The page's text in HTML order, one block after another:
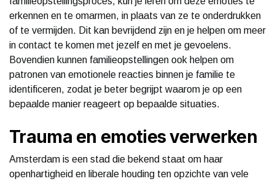
erkennen en te omarmen, in plaats van ze te onderdrukken
of te vermijden. Dit kan bevrijdend zijn en je helpen om meer
in contact te komen met jezelf en met je gevoelens.
Bovendien kunnen familieopstellingen ook helpen om
patronen van emotionele reacties binnen je familie te
identificeren, zodat je beter begrijpt waarom je op een
bepaalde manier reageert op bepaalde situaties.
Trauma en emoties verwerken
Amsterdam is een stad die bekend staat om haar
openhartigheid en liberale houding ten opzichte van vele